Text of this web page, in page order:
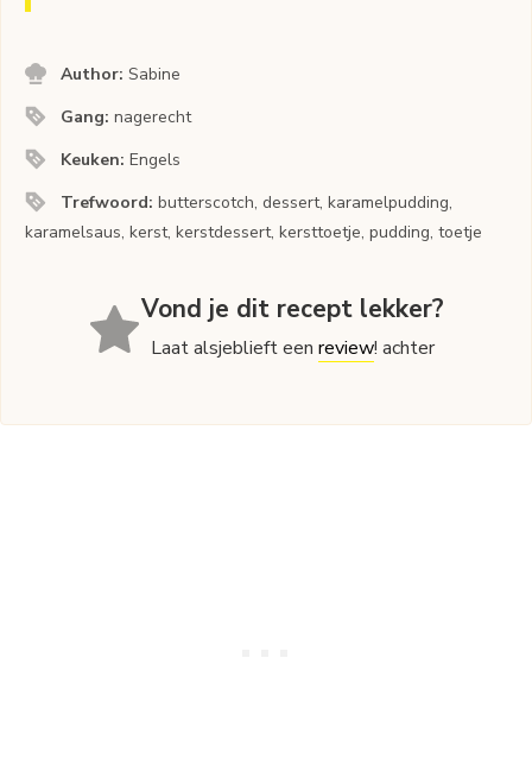
Author:Sabine
Gang:nagerecht
Keuken:Engels
Trefwoord:butterscotch, dessert, karamelpudding,
karamelsaus, kerst, kerstdessert, kersttoetje, pudding, toetje
Vond je dit recept lekker?
Laat alsjeblieft eenreview! achter